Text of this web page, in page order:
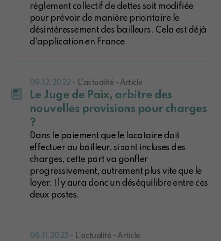
règlement collectif de dettes soit modifiée
pour prévoir de manière prioritaire le
désintéressement des bailleurs. Cela est déjà
d'application en France.
09.12.2022 - L'actualité - Article
Le Juge de Paix, arbitre des
nouvelles provisions pour charges
?
Dans le paiement que le locataire doit
effectuer au bailleur, si sont incluses des
charges, cette part va gonfler
progressivement, autrement plus vite que le
loyer. Il y aura donc un déséquilibre entre ces
deux postes.
06.11.2023 - L'actualité - Article